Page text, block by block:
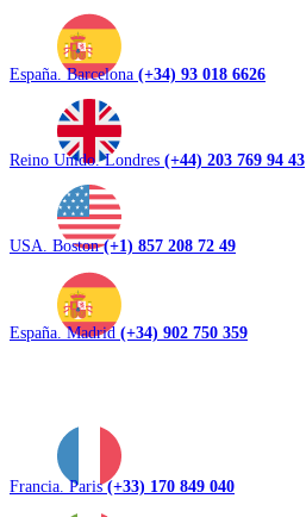
España. Barcelona (+34) 93 018 6626
Reino Unido. Londres (+44) 203 769 94 43
USA. Boston(+1) 857 208 72 49
España. Madrid (+34) 902 750 359
Francia. Paris(+33) 170 849 040